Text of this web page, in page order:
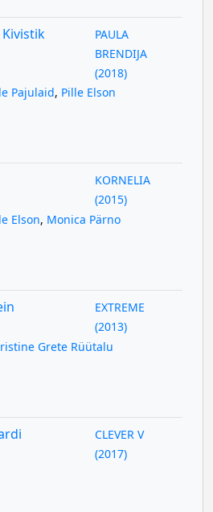
PAULA
BRENDIJA
(2018)
Pajulaid, Pille Elson
KORNELIA
(2015)
Elson, Monica Pärno
EXTREME
(2013)
Grete Rüütalu
CLEVER V
(2017)